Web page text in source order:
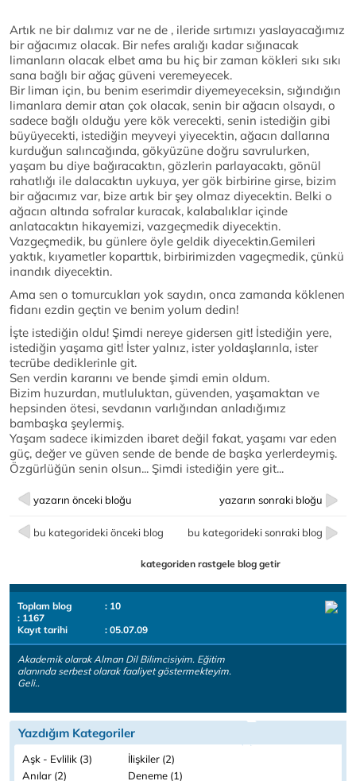
Artık ne bir dalımız var ne de , ileride sırtımızı yaslayacağımız
bir ağacımız olacak. Bir nefes aralığı kadar sığınacak
limanların olacak elbet ama bu hiç bir zaman kökleri sıkı sıkı
sana bağlı bir ağaç güveni veremeyecek.
Bir liman için, bu benim eserimdir diyemeyeceksin, sığındığın
limanlara demir atan çok olacak, senin bir ağacın olsaydı, o
sadece bağlı olduğu yere kök verecekti, senin istediğin gibi
büyüyecekti, istediğin meyveyi yiyecektin, ağacın dallarına
kurduğun salıncağında, gökyüzüne doğru savrulurken,
yaşam bu diye bağıracaktın, gözlerin parlayacaktı, gönül
rahatlığı ile dalacaktın uykuya, yer gök birbirine girse, bizim
bir ağacımız var, bize artık bir şey olmaz diyecektin. Belki o
ağacın altında sofralar kuracak, kalabalıklar içinde
anlatacaktın hikayemizi, vazgeçmedik diyecektin.
Vazgeçmedik, bu günlere öyle geldik diyecektin.Gemileri
yaktık, kıyametler koparttık, birbirimizden vageçmedik, çünkü
inandık diyecektin.
Ama sen o tomurcukları yok saydın, onca zamanda köklenen
fidanı ezdin geçtin ve benim yolum dedin!
İşte istediğin oldu! Şimdi nereye gidersen git! İstediğin yere,
istediğin yaşama git! İster yalnız, ister yoldaşlarınla, ister
tecrübe dediklerinle git.
Sen verdin kararını ve bende şimdi emin oldum.
Bizim huzurdan, mutluluktan, güvenden, yaşamaktan ve
hepsinden ötesi, sevdanın varlığından anladığımız
bambaşka şeylermiş.
Yaşam sadece ikimizden ibaret değil fakat, yaşamı var eden
güç, değer ve güven sende de bende de başka yerlerdeymiş.
Özgürlüğün senin olsun... Şimdi istediğin yere git...
yazarın önceki bloğu yazarın sonraki bloğu
bu kategorideki önceki blog bu kategorideki sonraki blog
kategoriden rastgele blog getir
Toplam blog
: 10
: 1167
Kayıt tarihi
: 05.07.09
Akademik olarak Alman Dil Bilimcisiyim. Eğitim
alanında serbest olarak faaliyet göstermekteyim.
Geli..
Yazdığım Kategoriler
Aşk - Evlilik (3)
İlişkiler (2)
Anılar (2)
Deneme (1)